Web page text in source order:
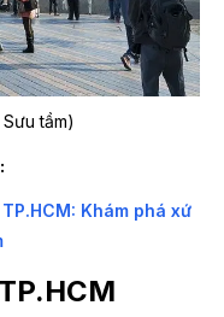
tầm)
Khám phá xứ